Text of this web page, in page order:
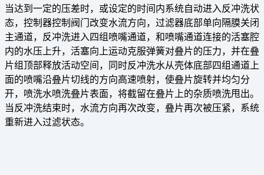
当达到一定的压差时，或设定的时间内系统自动进入反冲洗状
态，控制器控制阀门改变水流方向，过滤器底部单向隔膜关闭
主通道，反冲洗进入四组喷嘴通道，和喷嘴通道连接的活塞腔
内的水压上升，活塞向上运动克服弹簧对叠片的压力，并在叠
片组顶部释放活动空间，同时反冲洗水从壳体底部四组通道上
面的喷嘴沿叠片切线的方向高速喷射，使叠片旋转并均匀分
开，喷洗水喷洗叠片表面，将截留在叠片上的杂质喷洗甩出。
当反冲洗结束时，水流方向再次改变，叠片再次被压紧，系统
重新进入过滤状态。